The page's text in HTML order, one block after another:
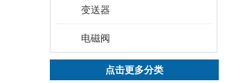
变送器
电磁阀
点击更多分类